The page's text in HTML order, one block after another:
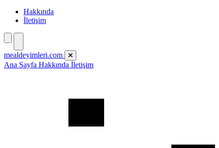
Hakkında
İletişim
mealdeyimleri.com
Ana Sayfa Hakkında İletişim